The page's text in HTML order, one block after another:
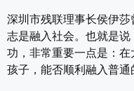
深圳市残联理事长侯伊
志是融入社会。也就是
功，非常重要一点是：
孩子，能否顺利融入普通